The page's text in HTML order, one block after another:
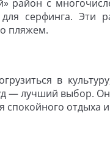
район с
серфинга. Эти
пляжем.
в
— лучший выбор. Он
спокойного отдыха